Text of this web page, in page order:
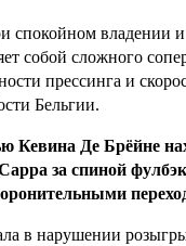
спокойном владении
собой сложного
прессинга и
Бельгии.
Кевина Де Брёйне
за спиной
в нарушении